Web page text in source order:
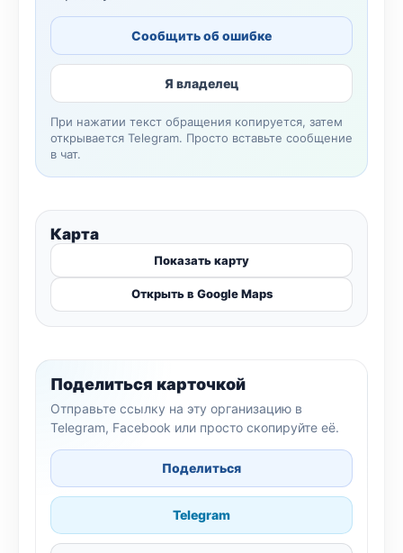
Сообщить об ошибке
Я владелец
При нажатии текст обращения копируется, затем
открывается Telegram. Просто вставьте сообщение
в чат.
Карта
Показать карту
Открыть в Google Maps
Поделиться карточкой
Отправьте ссылку на эту организацию в
Telegram, Facebook или просто скопируйте её.
Поделиться
Telegram